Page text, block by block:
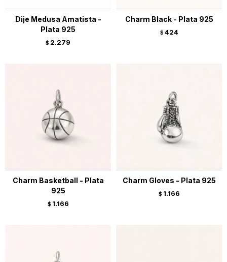
Dije Medusa Amatista -
Plata 925
$ 2.279
Charm Black - Plata 925
$ 424
Charm Basketball - Plata
925
$ 1.166
Charm Gloves - Plata 925
$ 1.166